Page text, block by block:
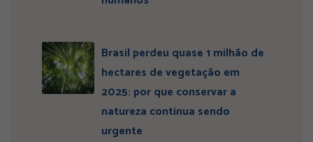
Brasil perdeu quase 1 milhão de
hectares de vegetação em
2025: por que conservar a
natureza continua sendo
urgente